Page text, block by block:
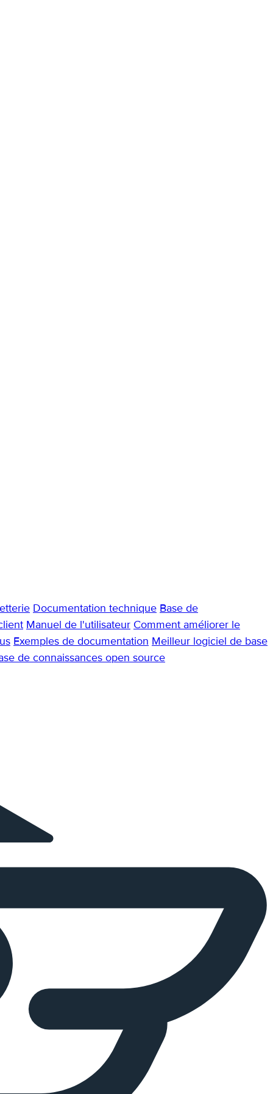
Documentation technique Base de
Manuel de l'utilisateur Comment améliorer le
Exemples de documentation Meilleur logiciel de base
de connaissances open source